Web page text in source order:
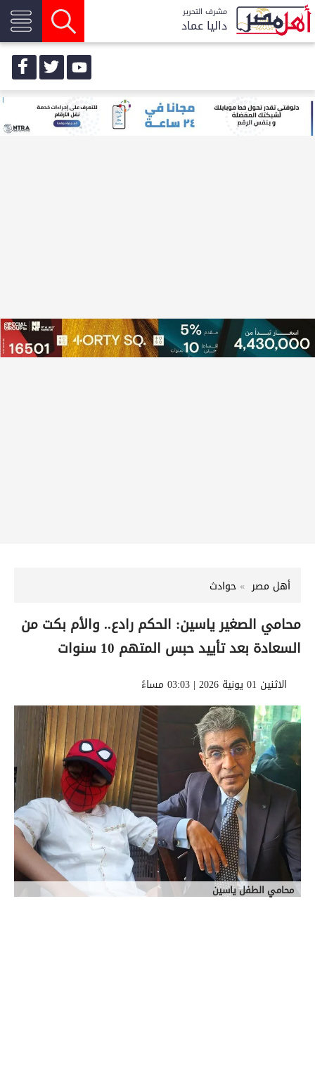
مشرف التحرير
داليا عماد
أهل مصر حوادث
محامي الصغير ياسين: الحكم رادع.. والأم بكت من
السعادة بعد تأييد حبس المتهم 10 سنوات
الاثنين 01 يونية 2026 | 03:03 مساءً
محامي الطفل ياسين